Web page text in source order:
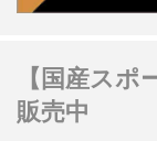
【国産スポ
販売中